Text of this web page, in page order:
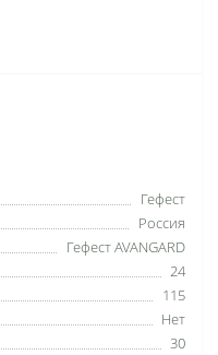
Гефест
Россия
Гефест AVANGARD
24
115
Нет
30